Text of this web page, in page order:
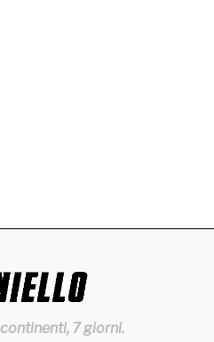
continenti, 7 giorni.